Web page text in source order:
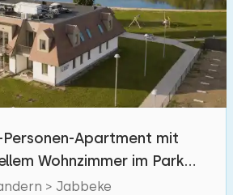
Apartment mit
Wohnzimmer im Park
> Jabbeke